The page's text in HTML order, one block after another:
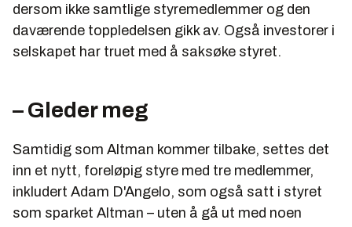
dersom ikke samtlige styremedlemmer og den
daværende toppledelsen gikk av. Også investorer i
selskapet har truet med å saksøke styret.
– Gleder meg
Samtidig som Altman kommer tilbake, settes det
inn et nytt, foreløpig styre med tre medlemmer,
inkludert Adam D'Angelo, som også satt i styret
som sparket Altman – uten å gå ut med noen